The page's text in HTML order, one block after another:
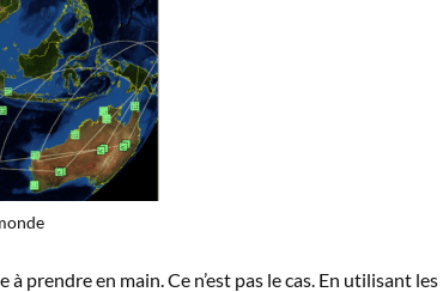
prendre en main. Ce n’est pas le cas. En utilisant les